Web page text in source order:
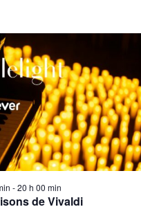
-20 h 00 min
de Vivaldi